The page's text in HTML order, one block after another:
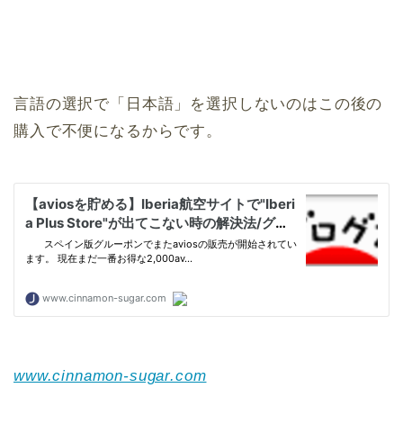
言語の選択で「日本語」を選択しないのはこの後の
購入で不便になるからです。
www.cinnamon-sugar.com